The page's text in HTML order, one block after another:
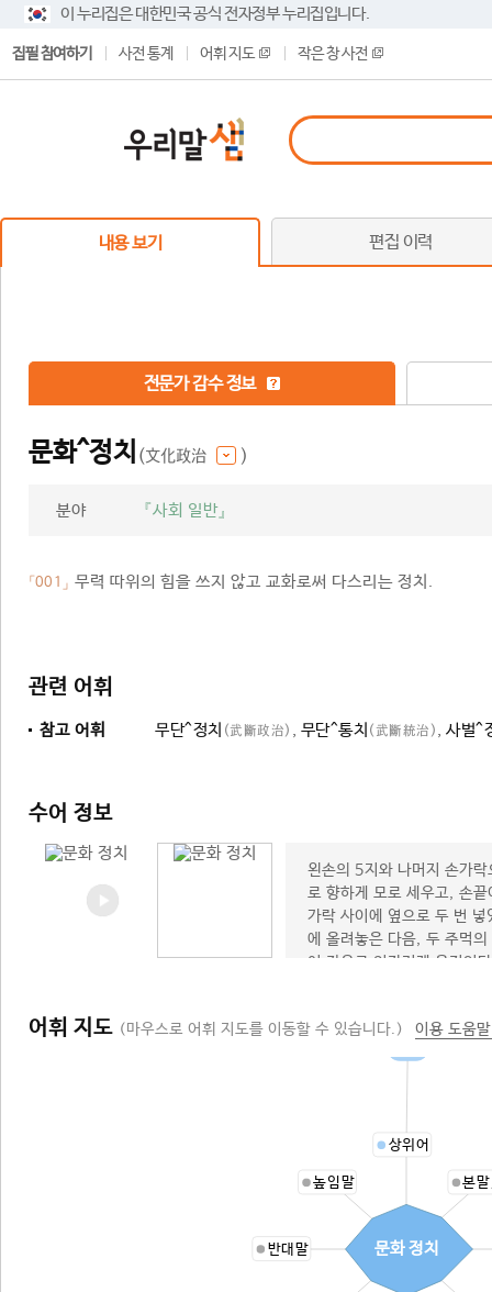
이 누리집은 대한민국 공식 전자정부 누리집입니다.
집필 참여하기 사전 통계 어휘 지도 작은 창 사전
내용 보기 편집 이력
전문가 감수 정보
문화^정치 (文化政治 )
분야 『사회 일반』
「001」 무력 따위의 힘을 쓰지 않고 교화로써 다스리는 정치.
관련 어휘
참고 어휘 무단^정치 (武斷政治) , 무단^통치 (武斷統治) , 사벌^
수어 정보
왼손의 5지와 나머지 손가락
로 향하게 모로 세우고, 손
가락 사이에 옆으로 두 번
에 올려놓은 다음, 두 주먹
여 좌우로 엇갈리게 움직인
어휘 지도 (마우스로 어휘 지도를 이동할 수 있습니다.) 이용 도움
상위어
본
반대말
높임말
문화 정치